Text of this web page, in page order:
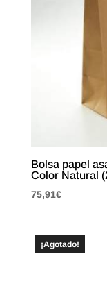
Bolsa papel
Color Natural
75,91€
¡Agotado!